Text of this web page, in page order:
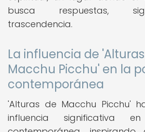
busca respuestas,
trascendencia.
La influencia de
Macchu Picchu' en la
contemporánea
'Alturas de Macchu Picchu'
influencia significativa